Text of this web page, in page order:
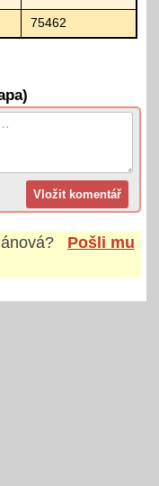
75462
?
Pošli mu